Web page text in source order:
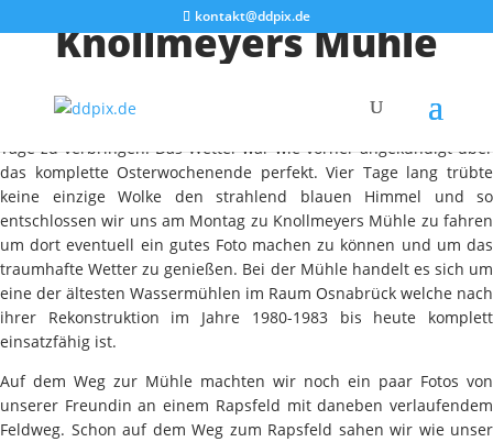
kontakt@ddpix.de
Knollmeyers Mühle
Über die Osterfeiertage hatten wir uns entschlossen unsere beste
Freundin in Osnabrück zu besuchen und mit ihr ein paar schöne
Tage zu verbringen. Das Wetter war wie vorher angekündigt über
das komplette Osterwochenende perfekt. Vier Tage lang trübte
keine einzige Wolke den strahlend blauen Himmel und so
entschlossen wir uns am Montag zu Knollmeyers Mühle zu fahren
um dort eventuell ein gutes Foto machen zu können und um das
traumhafte Wetter zu genießen. Bei der Mühle handelt es sich um
eine der ältesten Wassermühlen im Raum Osnabrück welche nach
ihrer Rekonstruktion im Jahre 1980-1983 bis heute komplett
einsatzfähig ist.
Auf dem Weg zur Mühle machten wir noch ein paar Fotos von
unserer Freundin an einem Rapsfeld mit daneben verlaufendem
Feldweg. Schon auf dem Weg zum Rapsfeld sahen wir wie unser